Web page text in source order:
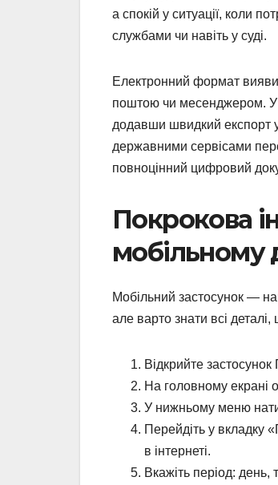
а спокій у ситуації, коли
службами чи навіть у суді.
Електронний формат
поштою чи месенджером. У
додавши швидкий експорт
державними сервісами
повноцінний цифровий
Покрокова
мобільному
Мобільний застосунок —
але варто знати всі
Відкрийте
На головному екрані
У нижньому меню
Перейдіть у вкладку
в інтернеті.
Вкажіть період: день,